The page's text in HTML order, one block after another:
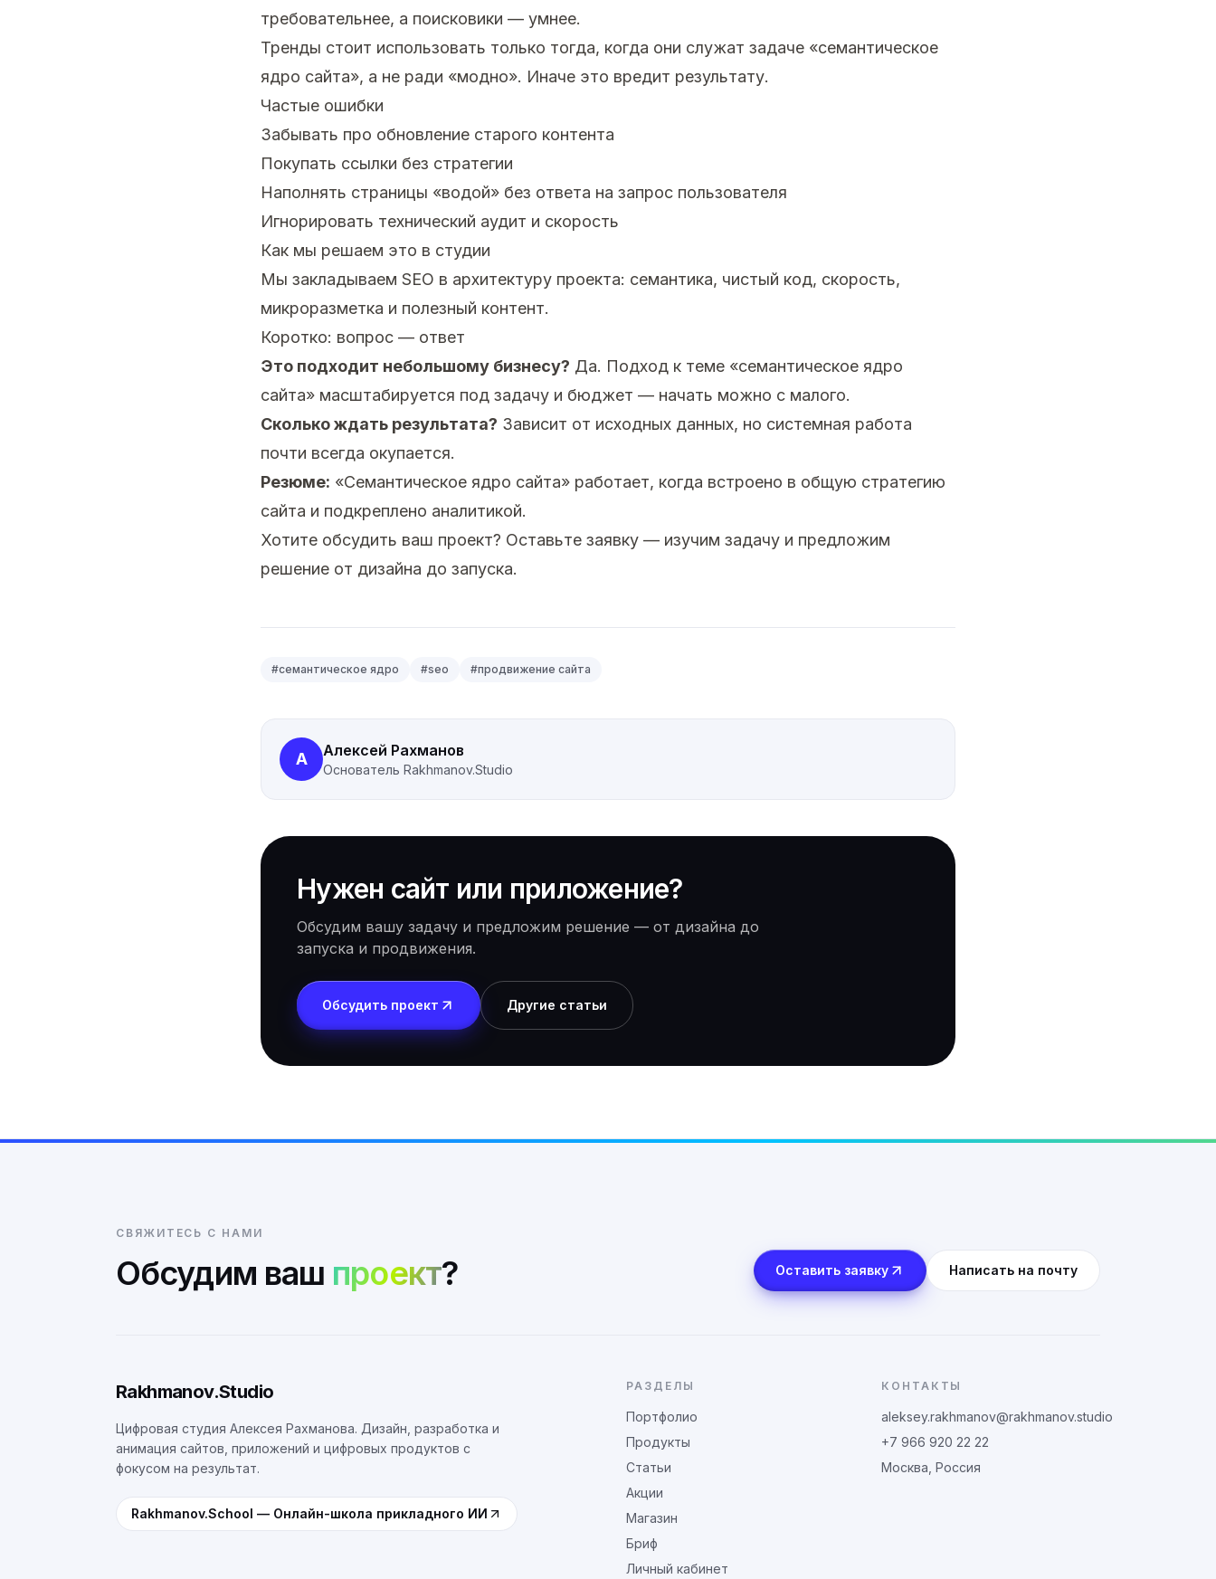
требовательнее, а поисковики — умнее.
Тренды стоит использовать только тогда, когда они служат задаче «семантическое
ядро сайта», а не ради «модно». Иначе это вредит результату.
Частые ошибки
Забывать про обновление старого контента
Покупать ссылки без стратегии
Наполнять страницы «водой» без ответа на запрос пользователя
Игнорировать технический аудит и скорость
Как мы решаем это в студии
Мы закладываем SEO в архитектуру проекта: семантика, чистый код, скорость,
микроразметка и полезный контент.
Коротко: вопрос — ответ
Это подходит небольшому бизнесу? Да. Подход к теме «семантическое ядро
сайта» масштабируется под задачу и бюджет — начать можно с малого.
Сколько ждать результата? Зависит от исходных данных, но системная работа
почти всегда окупается.
Резюме: «Семантическое ядро сайта» работает, когда встроено в общую стратегию
сайта и подкреплено аналитикой.
Хотите обсудить ваш проект? Оставьте заявку — изучим задачу и предложим
решение от дизайна до запуска.
#семантическое ядро #seo #продвижение сайта
А Алексей Рахманов
Основатель Rakhmanov.Studio
Нужен сайт или приложение?
Обсудим вашу задачу и предложим решение — от дизайна до
запуска и продвижения.
Обсудить проект Другие статьи
СВЯЖИТЕСЬ С НАМИ
Обсудим ваш проект? Оставить заявку Написать на почту
Rakhmanov.Studio
Цифровая студия Алексея Рахманова. Дизайн, разработка и
анимация сайтов, приложений и цифровых продуктов с
фокусом на результат.
Rakhmanov.School — Онлайн-школа прикладного ИИ
РАЗДЕЛЫ
Портфолио
Продукты
Статьи
Акции
Магазин
Бриф
Личный кабинет
КОНТАКТЫ
aleksey.rakhmanov@rakhmanov.studio
+7 966 920 22 22
Москва, Россия